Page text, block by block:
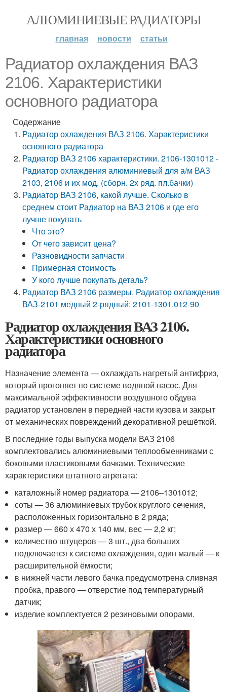
АЛЮМИНИЕВЫЕ РАДИАТОРЫ
главная новости статьи
Радиатор охлаждения ВАЗ
2106. Характеристики
основного радиатора
Содержание
Радиатор охлаждения ВАЗ 2106. Характеристики
основного радиатора
Радиатор ВАЗ 2106 характеристики. 2106-1301012 -
Радиатор охлаждения алюминиевый для а/м ВАЗ
2103, 2106 и их мод. (сборн. 2х ряд. пл.бачки)
Радиатор ВАЗ 2106, какой лучше. Сколько в
среднем стоит Радиатор на ВАЗ 2106 и где его
лучше покупать
Что это?
От чего зависит цена?
Разновидности запчасти
Примерная стоимость
У кого лучше покупать деталь?
Радиатор ВАЗ 2106 размеры. Радиатор охлаждения
ВАЗ-2101 медный 2-рядный: 2101-1301.012-90
Радиатор охлаждения ВАЗ 2106.
Характеристики основного
радиатора
Назначение элемента — охлаждать нагретый антифриз,
который прогоняет по системе водяной насос. Для
максимальной эффективности воздушного обдува
радиатор установлен в передней части кузова и закрыт
от механических повреждений декоративной решёткой.
В последние годы выпуска модели ВАЗ 2106
комплектовались алюминиевыми теплообменниками с
боковыми пластиковыми бачками. Технические
характеристики штатного агрегата:
каталожный номер радиатора — 2106–1301012;
соты — 36 алюминиевых трубок круглого сечения,
расположенных горизонтально в 2 ряда;
размер — 660 х 470 х 140 мм, вес — 2,2 кг;
количество штуцеров — 3 шт., два больших
подключается к системе охлаждения, один малый — к
расширительной ёмкости;
в нижней части левого бачка предусмотрена сливная
пробка, правого — отверстие под температурный
датчик;
изделие комплектуется 2 резиновыми опорами.